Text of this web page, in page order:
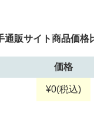
通販サイト商品価
価格
¥0(税込)